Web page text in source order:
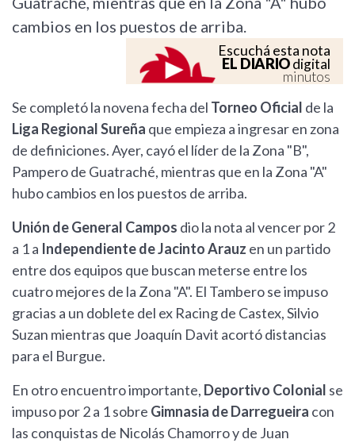
cambios en los puestos de arriba.
Escuchá esta nota
EL DIARIOdigital
minutos
Se completó la novena fecha del Torneo Oficial de la
Liga Regional Sureña que empieza a ingresar en zona
de definiciones. Ayer, cayó el líder de la Zona "B",
Pampero de Guatraché, mientras que en la Zona "A"
hubo cambios en los puestos de arriba.
Unión de General Campos dio la nota al vencer por 2
a 1 a Independiente de Jacinto Arauz en un partido
entre dos equipos que buscan meterse entre los
cuatro mejores de la Zona "A". El Tambero se impuso
gracias a un doblete del ex Racing de Castex, Silvio
Suzan mientras que Joaquín Davit acortó distancias
para el Burgue.
En otro encuentro importante, Deportivo Colonial se
impuso por 2 a 1 sobre Gimnasia de Darregueira con
las conquistas de Nicolás Chamorro y de Juan